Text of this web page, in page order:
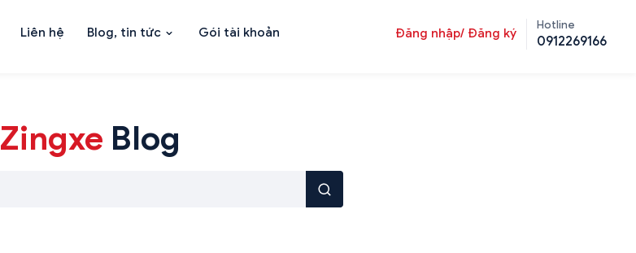
Liên hệ Blog, tin tức Gói tài khoản Đăng nhập/ Đăng ký
Hotline
0912269166
Zingxe Blog